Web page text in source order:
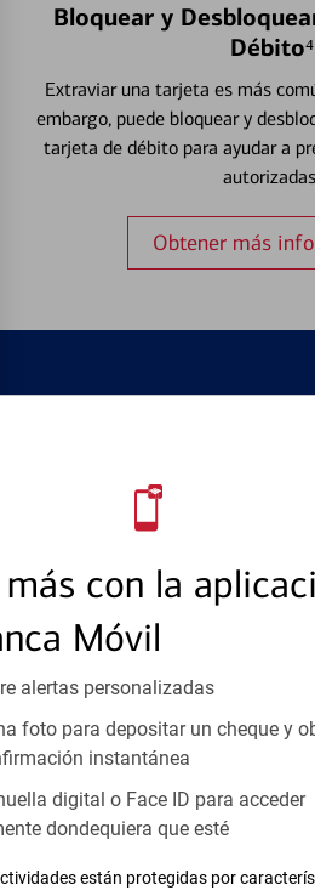
con la
Móvil
alertas personalizadas
foto para depositar un cheque y
instantánea
digital o Face ID para acceder
dondequiera que esté
están protegidas por
Bloquear y
Débito⁴
Extraviar una tarjeta es más
embargo, puede bloquear y
tarjeta de débito para ayudar a
Obtener más
PRODUCTOS
Explore
Productos
Ofrecemos una amplia gama
diseñados para ayudar con todas
Tarjetas de
Conozca los pormenores
de tarjetas de crédito